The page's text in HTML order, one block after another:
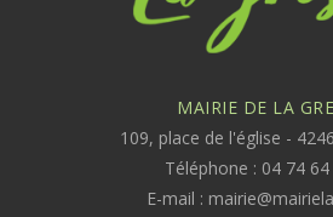
MAIRIE DE LA
109, place de l'église -
Téléphone : 04 74
E-mail :